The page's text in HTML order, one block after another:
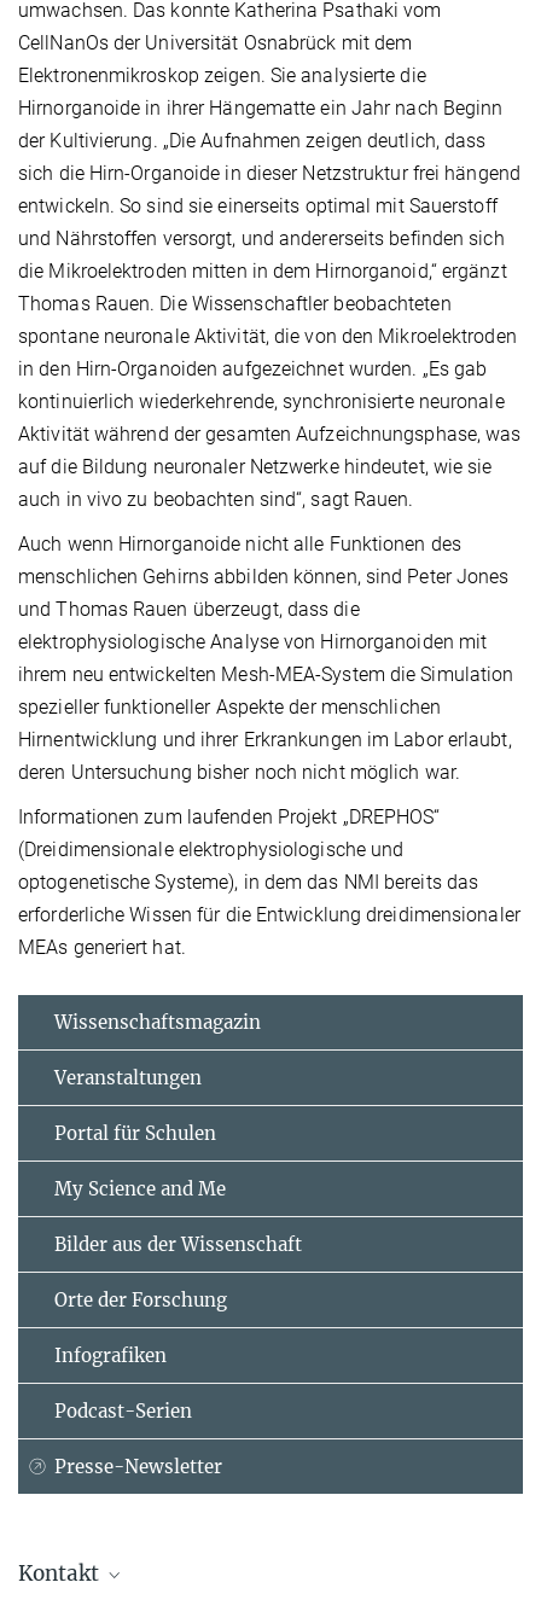
umwachsen. Das konnte Katherina Psathaki vom
CellNanOs der Universität Osnabrück mit dem
Elektronenmikroskop zeigen. Sie analysierte die
Hirnorganoide in ihrer Hängematte ein Jahr nach Beginn
der Kultivierung. „Die Aufnahmen zeigen deutlich, dass
sich die Hirn-Organoide in dieser Netzstruktur frei hängend
entwickeln. So sind sie einerseits optimal mit Sauerstoff
und Nährstoffen versorgt, und andererseits befinden sich
die Mikroelektroden mitten in dem Hirnorganoid,“ ergänzt
Thomas Rauen. Die Wissenschaftler beobachteten
spontane neuronale Aktivität, die von den Mikroelektroden
in den Hirn-Organoiden aufgezeichnet wurden. „Es gab
kontinuierlich wiederkehrende, synchronisierte neuronale
Aktivität während der gesamten Aufzeichnungsphase, was
auf die Bildung neuronaler Netzwerke hindeutet, wie sie
auch in vivo zu beobachten sind“, sagt Rauen.
Auch wenn Hirnorganoide nicht alle Funktionen des
menschlichen Gehirns abbilden können, sind Peter Jones
und Thomas Rauen überzeugt, dass die
elektrophysiologische Analyse von Hirnorganoiden mit
ihrem neu entwickelten Mesh-MEA-System die Simulation
spezieller funktioneller Aspekte der menschlichen
Hirnentwicklung und ihrer Erkrankungen im Labor erlaubt,
deren Untersuchung bisher noch nicht möglich war.
Informationen zum laufenden Projekt „DREPHOS“
(Dreidimensionale elektrophysiologische und
optogenetische Systeme), in dem das NMI bereits das
erforderliche Wissen für die Entwicklung dreidimensionaler
MEAs generiert hat.
Wissenschaftsmagazin
Veranstaltungen
Portal für Schulen
My Science and Me
Bilder aus der Wissenschaft
Orte der Forschung
Infografiken
Podcast-Serien
Presse-Newsletter
Kontakt